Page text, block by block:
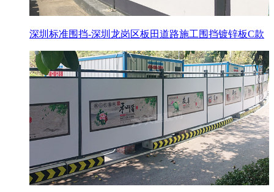
深圳标准围挡-深圳龙岗区板田道路施工围挡镀锌板C款